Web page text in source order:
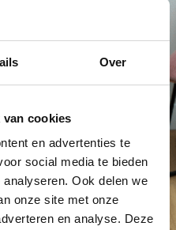
Over
van cookies
en advertenties te
social media te bieden
Ook delen we
onze site met onze
en analyse. Deze